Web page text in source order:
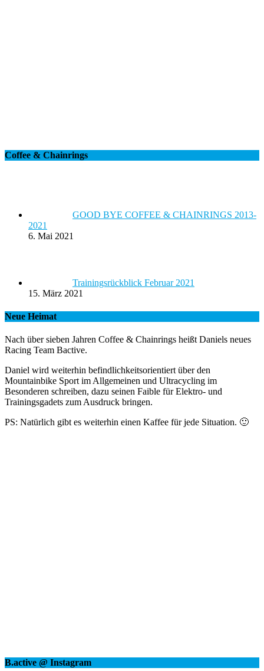
Coffee & Chainrings
GOOD BYE COFFEE & CHAINRINGS 2013-
2021
6. Mai 2021
Trainingsrückblick Februar 2021
15. März 2021
Neue Heimat
Nach über sieben Jahren Coffee & Chainrings heißt Daniels neues
Racing Team Bactive.
Daniel wird weiterhin befindlichkeitsorientiert über den
Mountainbike Sport im Allgemeinen und Ultracycling im
Besonderen schreiben, dazu seinen Faible für Elektro- und
Trainingsgadets zum Ausdruck bringen.
PS: Natürlich gibt es weiterhin einen Kaffee für jede Situation. 🙂
B.active @ Instagram